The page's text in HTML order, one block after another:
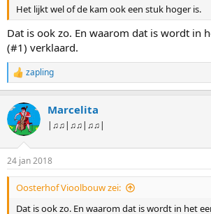
Het lijkt wel of de kam ook een stuk hoger is.
Dat is ook zo. En waarom dat is wordt in
(#1) verklaard.
W
a
r
d
e
n
g
e
zapling
Marcelita
|♫♫|♫♫|♫♫|
24 jan 2018
Oosterhof Vioolbouw zei:
Dat is ook zo. En waarom dat is wordt in het